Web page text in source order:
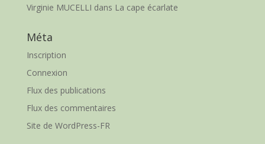
Virginie MUCELLI dans La cape écarlate
Méta
Inscription
Connexion
Flux des publications
Flux des commentaires
Site de WordPress-FR